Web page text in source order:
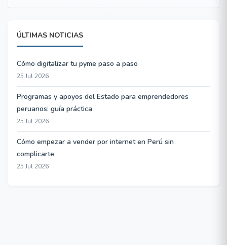
ÚLTIMAS NOTICIAS
Cómo digitalizar tu pyme paso a paso
25 Jul 2026
Programas y apoyos del Estado para emprendedores
peruanos: guía práctica
25 Jul 2026
Cómo empezar a vender por internet en Perú sin
complicarte
25 Jul 2026